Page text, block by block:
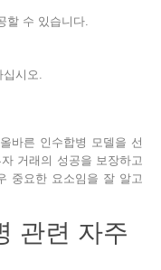
할 수 있습니다.
시오.
바른 인수합병 모델을 선
거래의 성공을 보장하고
중요한 요소임을 잘 알고
관련 자주